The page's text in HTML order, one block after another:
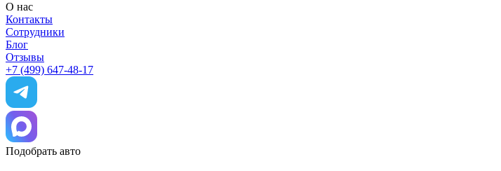
О нас
Контакты
Сотрудники
Блог
Отзывы
+7 (499) 647-48-17
Подобрать авто